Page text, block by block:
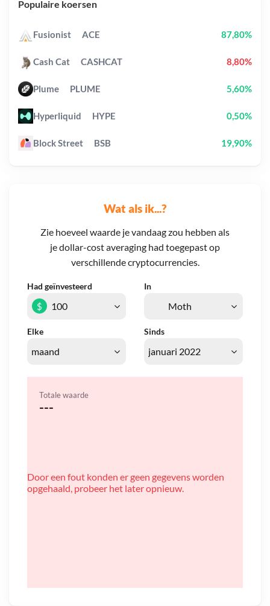
Wat als ik...?
Zie hoeveel waarde je vandaag zou hebben als
je dollar-cost averaging had toegepast op
verschillende cryptocurrencies.
Had geïnvesteerd In
Elke Sinds
$
Totale waarde
---
Door een fout konden er geen gegevens worden
opgehaald, probeer het later opnieuw.
Populaire koersen
Fusionist ACE 87,80%
Cash Cat CASHCAT 8,80%
Plume PLUME 5,60%
Hyperliquid HYPE 0,50%
Block Street BSB 19,90%